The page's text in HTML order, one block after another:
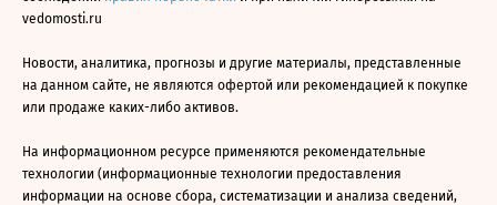
vedomosti.ru
Новости, аналитика, прогнозы и другие материалы, представленные
на данном сайте, не являются офертой или рекомендацией к покупке
или продаже каких-либо активов.
На информационном ресурсе применяются рекомендательные
технологии (информационные технологии предоставления
информации на основе сбора, систематизации и анализа сведений,